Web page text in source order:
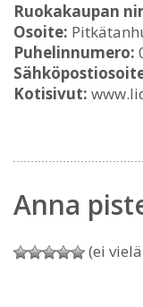
Ruokakaupan
Osoite:
Puhelinnumero:
Kotisivut:
Anna
(ei